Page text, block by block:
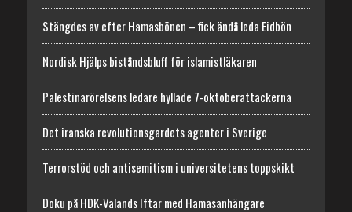
Stängdes av efter Hamasbönen – fick ändå leda Eidbön
Nordisk Hjälps biståndsbluff för islamistläkaren
Palestinarörelsens ledare hyllade 7-oktoberattackerna
Det iranska revolutionsgardets agenter i Sverige
Terrorstöd och antisemitism i universitetens toppskikt
Doku på HDK-Valands Iftar med Hamasanhängare